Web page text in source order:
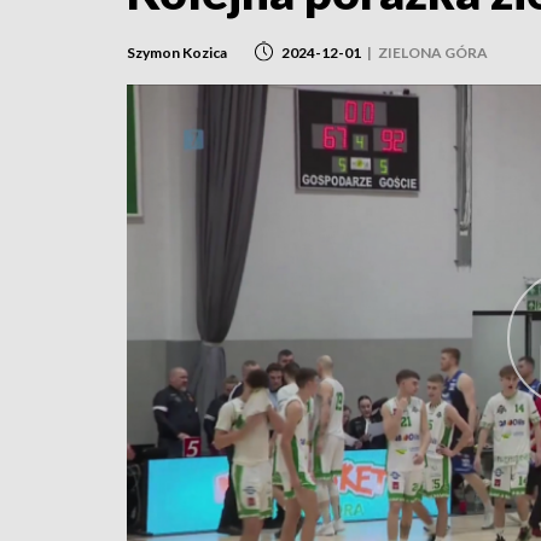
Szymon Kozica 2024-12-01 | ZIELONA GÓRA